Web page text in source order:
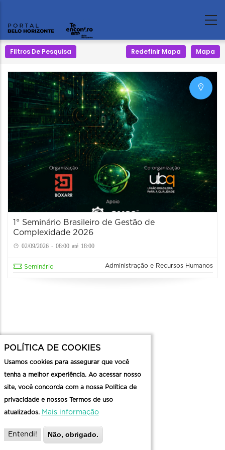
Filtros De Pesquisa Redefinir Mapa Mapa
1° Seminário Brasileiro de Gestão de
Complexidade 2026
02/09/2026 - 08:00 até 18:00
Seminário Administração e Recursos Humanos
POLÍTICA DE COOKIES
Usamos cookies para assegurar que você
tenha a melhor experiência. Ao acessar nosso
site, você concorda com a nossa Política de
privacidade e nossos Termos de uso
atualizados. Mais informação
Entendi! Não, obrigado.